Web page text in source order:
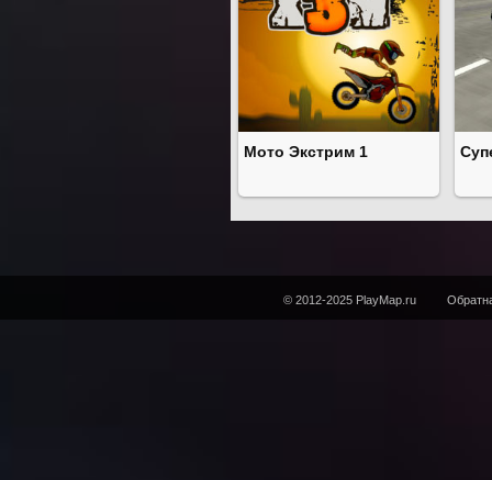
Мото Экстрим 1
© 2012-2025 PlayMap.ru